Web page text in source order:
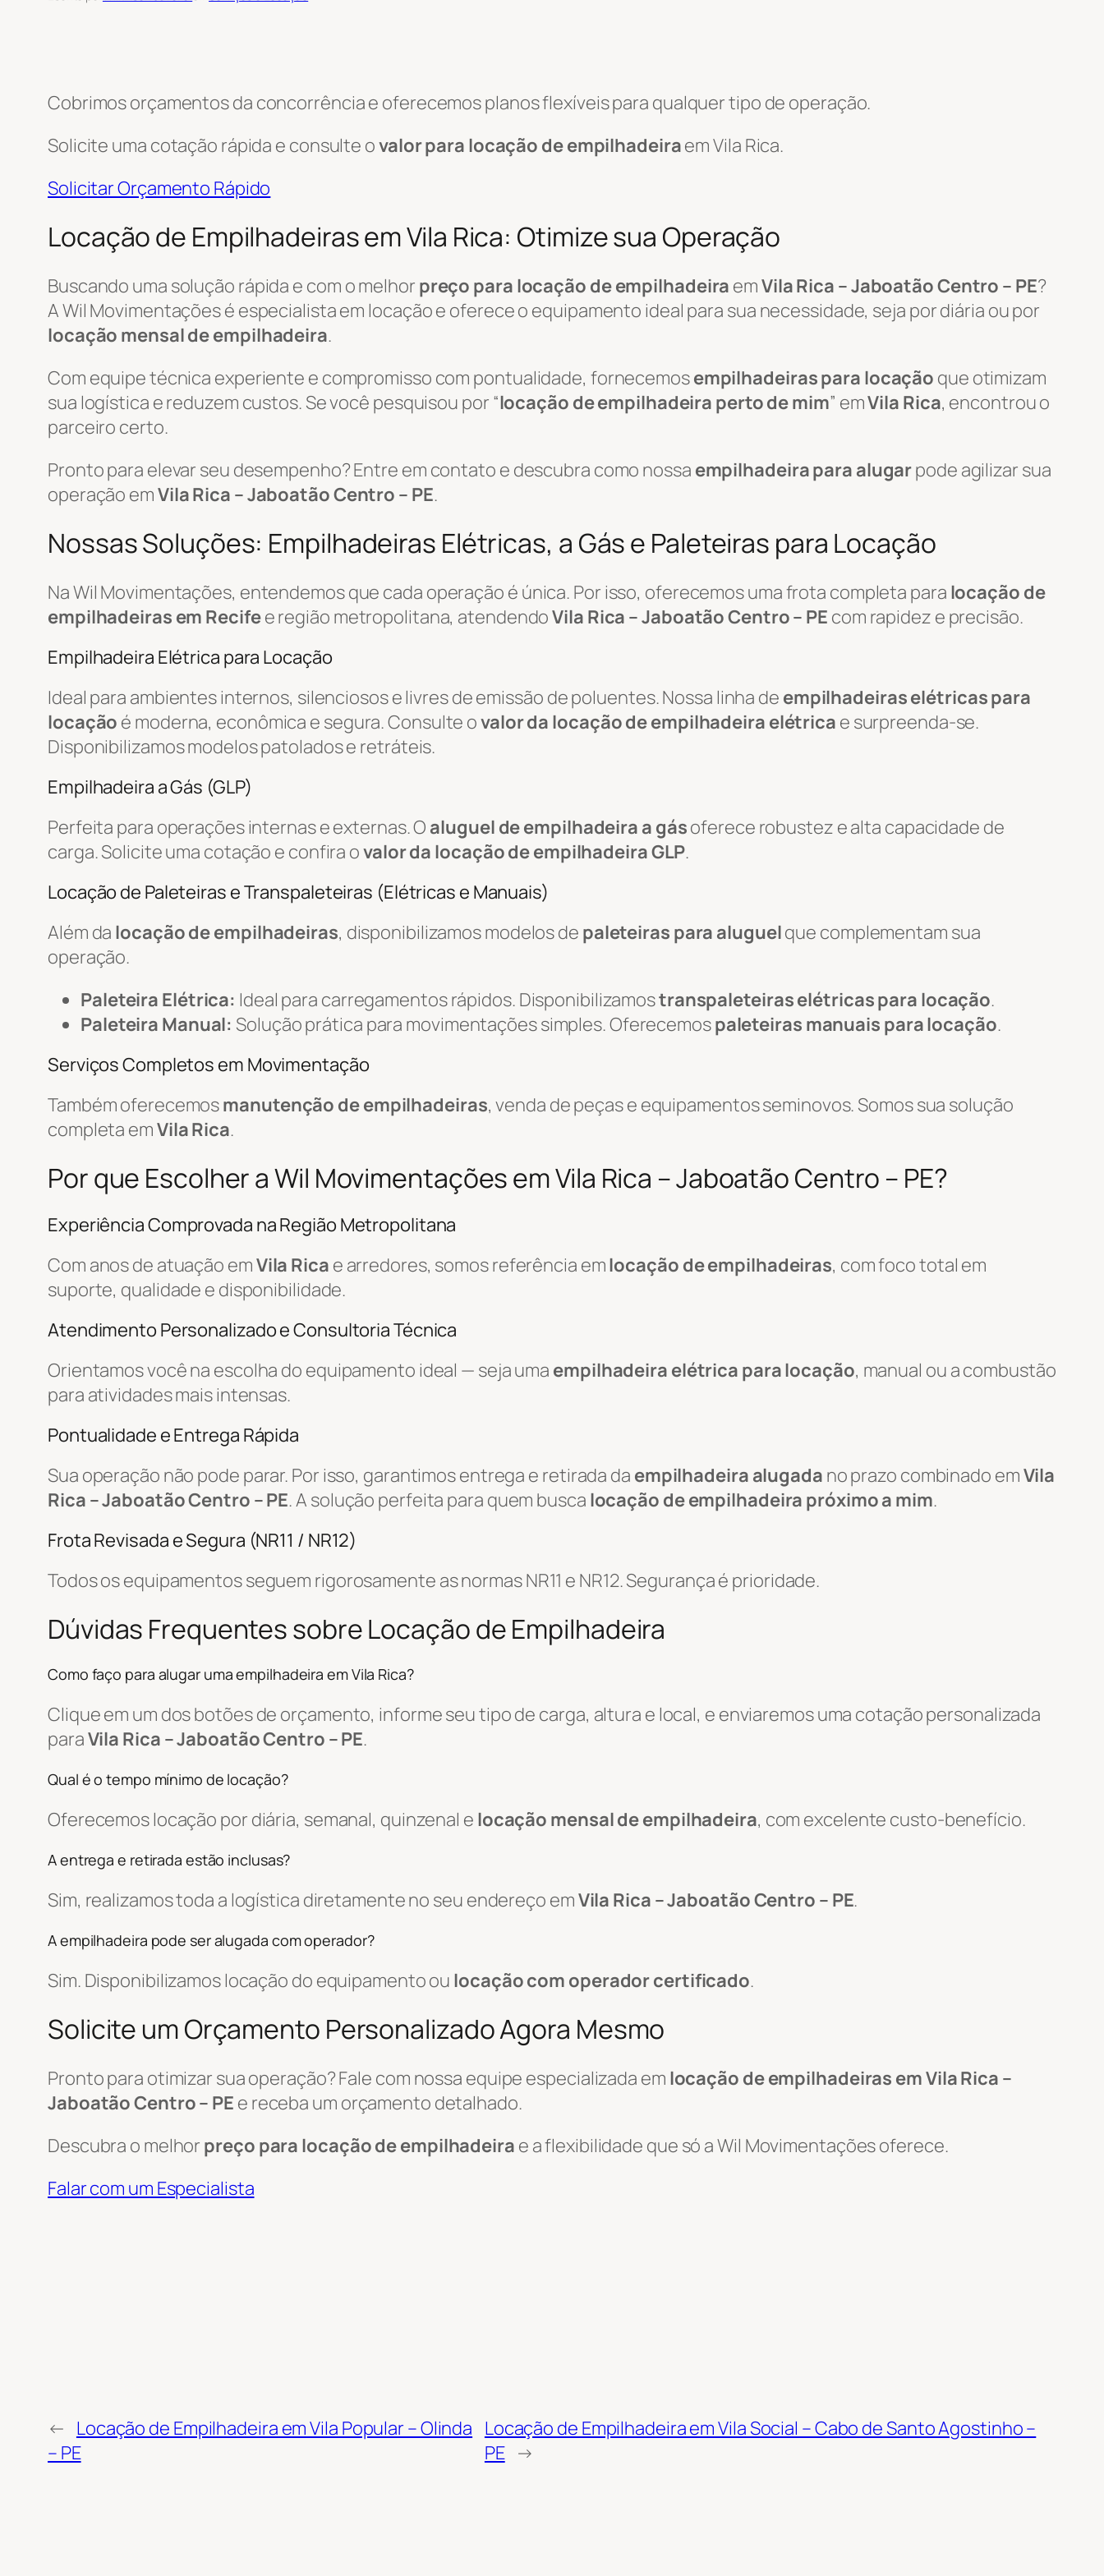
Cobrimos orçamentos da concorrência e oferecemos planos flexíveis para qualquer tipo de operação.
Solicite uma cotação rápida e consulte ovalor para locação de empilhadeiraem Vila Rica.
Solicitar Orçamento Rápido
Locação de Empilhadeiras em Vila Rica: Otimize sua Operação
Buscando uma solução rápida e com o melhor preço para locação de empilhadeira emVila Rica – Jaboatão Centro – PE?
A Wil Movimentações é especialista em locação e oferece o equipamento ideal para sua necessidade, seja por diária ou por
locação mensal de empilhadeira.
Com equipe técnica experiente e compromisso com pontualidade, fornecemosempilhadeiras para locação que otimizam
sua logística e reduzem custos. Se você pesquisou por “locação de empilhadeira perto de mim” emVila Rica, encontrou o
parceiro certo.
Pronto para elevar seu desempenho? Entre em contato e descubra como nossa empilhadeira para alugarpode agilizar sua
operação emVila Rica – Jaboatão Centro – PE.
Nossas Soluções: Empilhadeiras Elétricas, a Gás e Paleteiras para Locação
Na Wil Movimentações, entendemos que cada operação é única. Por isso, oferecemos uma frota completa para locação de
empilhadeiras em Recifee região metropolitana, atendendoVila Rica – Jaboatão Centro – PE com rapidez e precisão.
Empilhadeira Elétrica para Locação
Ideal para ambientes internos, silenciosos e livres de emissão de poluentes. Nossa linha de empilhadeiras elétricas para
locação é moderna, econômica e segura. Consulte ovalor da locação de empilhadeira elétrica e surpreenda-se.
Disponibilizamos modelos patolados e retráteis.
Empilhadeira a Gás (GLP)
Perfeita para operações internas e externas. O aluguel de empilhadeira a gásoferece robustez e alta capacidade de
carga. Solicite uma cotação e confira ovalor da locação de empilhadeira GLP.
Locação de Paleteiras e Transpaleteiras (Elétricas e Manuais)
Além da locação de empilhadeiras, disponibilizamos modelos de paleteiras para aluguelque complementam sua
operação.
Paleteira Elétrica: Ideal para carregamentos rápidos. Disponibilizamostranspaleteiras elétricas para locação.
Paleteira Manual: Solução prática para movimentações simples. Oferecemospaleteiras manuais para locação.
Serviços Completos em Movimentação
Também oferecemosmanutenção de empilhadeiras, venda de peças e equipamentos seminovos. Somos sua solução
completa emVila Rica.
Por que Escolher a Wil Movimentações em Vila Rica – Jaboatão Centro – PE?
Experiência Comprovada na Região Metropolitana
Com anos de atuação emVila Rica e arredores, somos referência emlocação de empilhadeiras, com foco total em
suporte, qualidade e disponibilidade.
Atendimento Personalizado e Consultoria Técnica
Orientamos você na escolha do equipamento ideal — seja uma empilhadeira elétrica para locação, manual ou a combustão
para atividades mais intensas.
Pontualidade e Entrega Rápida
Sua operação não pode parar. Por isso, garantimos entrega e retirada da empilhadeira alugada no prazo combinado emVila
Rica – Jaboatão Centro – PE. A solução perfeita para quem busca locação de empilhadeira próximo a mim.
Frota Revisada e Segura (NR11 / NR12)
Todos os equipamentos seguem rigorosamente as normas NR11 e NR12. Segurança é prioridade.
Dúvidas Frequentes sobre Locação de Empilhadeira
Como faço para alugar uma empilhadeira em Vila Rica?
Clique em um dos botões de orçamento, informe seu tipo de carga, altura e local, e enviaremos uma cotação personalizada
paraVila Rica – Jaboatão Centro – PE.
Qual é o tempo mínimo de locação?
Oferecemos locação por diária, semanal, quinzenal e locação mensal de empilhadeira, com excelente custo-benefício.
A entrega e retirada estão inclusas?
Sim, realizamos toda a logística diretamente no seu endereço emVila Rica – Jaboatão Centro – PE.
A empilhadeira pode ser alugada com operador?
Sim. Disponibilizamos locação do equipamento ou locação com operador certificado.
Solicite um Orçamento Personalizado Agora Mesmo
Pronto para otimizar sua operação? Fale com nossa equipe especializada em locação de empilhadeiras em Vila Rica –
Jaboatão Centro – PE e receba um orçamento detalhado.
Descubra o melhor preço para locação de empilhadeira e a flexibilidade que só a Wil Movimentações oferece.
Falar com um Especialista
← Locação de Empilhadeira em Vila Popular – Olinda
– PE
Locação de Empilhadeira em Vila Social – Cabo de Santo Agostinho –
PE →